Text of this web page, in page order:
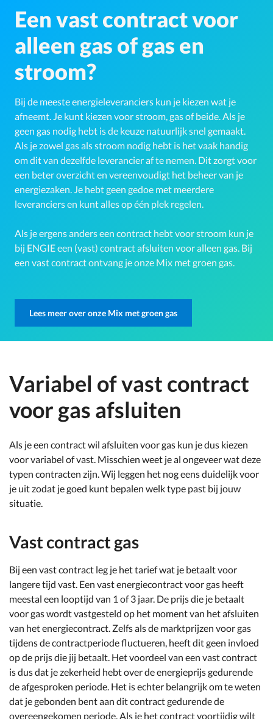
Een vast contract voor
alleen gas of gas en
stroom?
Bij de meeste energieleveranciers kun je kiezen wat je
afneemt. Je kunt kiezen voor stroom, gas of beide. Als je
geen gas nodig hebt is de keuze natuurlijk snel gemaakt.
Als je zowel gas als stroom nodig hebt is het vaak handig
om dit van dezelfde leverancier af te nemen. Dit zorgt voor
een beter overzicht en vereenvoudigt het beheer van je
energiezaken. Je hebt geen gedoe met meerdere
leveranciers en kunt alles op één plek regelen.
Als je ergens anders een contract hebt voor stroom kun je
bij ENGIE een (vast) contract afsluiten voor alleen gas. Bij
een vast contract ontvang je onze Mix met groen gas.
Lees meer over onze Mix met groen gas
Variabel of vast contract
voor gas afsluiten
Als je een contract wil afsluiten voor gas kun je dus kiezen
voor variabel of vast. Misschien weet je al ongeveer wat deze
typen contracten zijn. Wij leggen het nog eens duidelijk voor
je uit zodat je goed kunt bepalen welk type past bij jouw
situatie.
Vast contract gas
Bij een vast contract leg je het tarief wat je betaalt voor
langere tijd vast. Een vast energiecontract voor gas heeft
meestal een looptijd van 1 of 3 jaar. De prijs die je betaalt
voor gas wordt vastgesteld op het moment van het afsluiten
van het energiecontract. Zelfs als de marktprijzen voor gas
tijdens de contractperiode fluctueren, heeft dit geen invloed
op de prijs die jij betaalt. Het voordeel van een vast contract
is dus dat je zekerheid hebt over de energieprijs gedurende
de afgesproken periode. Het is echter belangrijk om te weten
dat je gebonden bent aan dit contract gedurende de
overeengekomen periode. Als je het contract voortijdig wilt